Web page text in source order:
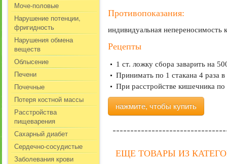
Моче-половые
Нарушение потенции,
фригидность
Нарушения обмена
веществ
Облысение
Печени
Почечные
Потеря костной массы
Расстройства
пищеварения
Сахарный диабет
Сердечно-сосудистые
Заболевания крови
Противопоказания:
индивидуальная непереносимость
Рецепты
1 ст. ложку сбора заварить на
Принимать по 1 стакана 4 раза в
При расстройстве кишечника по
нажмите, чтобы купить
ЕЩЕ ТОВАРЫ ИЗ